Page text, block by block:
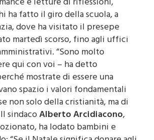
e letture di riflessioni,
ha fatto il giro della scuola, a
dove ha visitato il presepe
martedì scorso, fino agli uffici
“Sono molto
qui con voi – ha detto
mostrate di essere una
spazio i valori fondamentali
non solo della cristianità, ma di
sindacoAlberto Arcidiacono